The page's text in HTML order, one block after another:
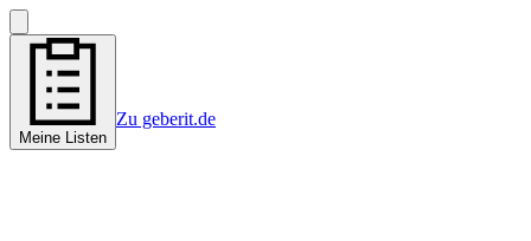
Meine Listen
Zu geberit.de